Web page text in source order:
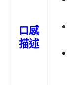
口感
描述